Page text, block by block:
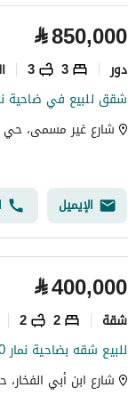
⃁850,000
دور 3
3
شقق للبيع في ضاحية
شارع غير مسمى، حي
الإيميل
⃁400,000
شقة 2
2
للبيع شقه بضاحية نمار 3020
شارع ابن أبي